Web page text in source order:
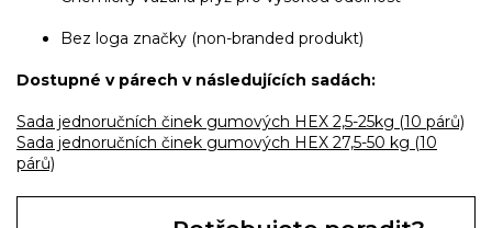
Bez loga značky (non-branded produkt)
Dostupné v párech v následujících sadách:
Sada jednoručních činek gumových HEX 2,5-25kg (10 párů)
Sada jednoručních činek gumových HEX 27,5-50 kg (10
párů)